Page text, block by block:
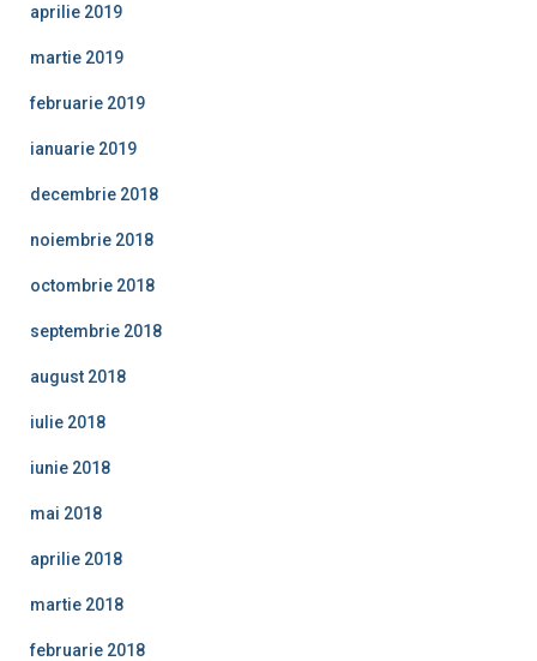
aprilie 2019
martie 2019
februarie 2019
ianuarie 2019
decembrie 2018
noiembrie 2018
octombrie 2018
septembrie 2018
august 2018
iulie 2018
iunie 2018
mai 2018
aprilie 2018
martie 2018
februarie 2018